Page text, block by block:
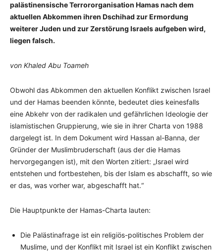
palästinensische Terrororganisation Hamas nach dem
aktuellen Abkommen ihren Dschihad zur Ermordung
weiterer Juden und zur Zerstörung Israels aufgeben wird,
liegen falsch.
von Khaled Abu Toameh
Obwohl das Abkommen den aktuellen Konflikt zwischen Israel
und der Hamas beenden könnte, bedeutet dies keinesfalls
eine Abkehr von der radikalen und gefährlichen Ideologie der
islamistischen Gruppierung, wie sie in ihrer Charta von 1988
dargelegt ist. In dem Dokument wird Hassan al-Banna, der
Gründer der Muslimbruderschaft (aus der die Hamas
hervorgegangen ist), mit den Worten zitiert: „Israel wird
entstehen und fortbestehen, bis der Islam es abschafft, so wie
er das, was vorher war, abgeschafft hat.“
Die Hauptpunkte der Hamas-Charta lauten:
Die Palästinafrage ist ein religiös-politisches Problem der
Muslime, und der Konflikt mit Israel ist ein Konflikt zwischen